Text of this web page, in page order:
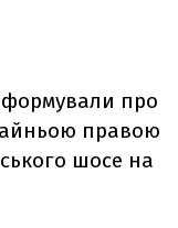
про
правою
шосе на